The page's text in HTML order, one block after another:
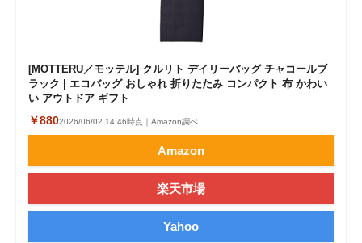
[MOTTERU／モッテル] クルリト デイリーバッグ チャコールブ
ラック | エコバッグ おしゃれ 折りたたみ コンパクト 布 かわい
い アウトドア ギフト
￥8802026/06/02 14:46時点｜Amazon調べ
Amazon
楽天市場
Yahoo